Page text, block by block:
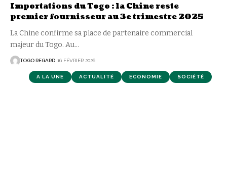
Importations du Togo : la Chine reste
premier fournisseur au 3e trimestre 2025
La Chine confirme sa place de partenaire commercial
majeur du Togo. Au…
TOGO REGARD 16 FÉVRIER 2026
A LA UNE ACTUALITÉ ECONOMIE SOCIÉTÉ